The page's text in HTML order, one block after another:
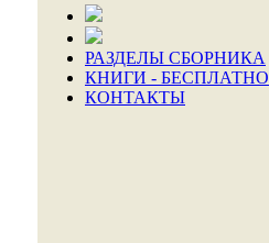
РАЗДЕЛЫ СБОРНИКА
КНИГИ - БЕСПЛАТНО
КОНТАКТЫ